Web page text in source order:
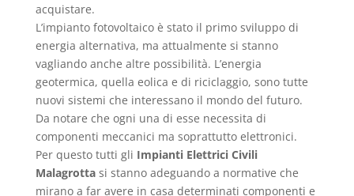
acquistare.
L’impianto fotovoltaico è stato il primo sviluppo di
energia alternativa, ma attualmente si stanno
vagliando anche altre possibilità. L’energia
geotermica, quella eolica e di riciclaggio, sono tutte
nuovi sistemi che interessano il mondo del futuro.
Da notare che ogni una di esse necessita di
componenti meccanici ma soprattutto elettronici.
Per questo tutti gli Impianti Elettrici Civili
Malagrottasi stanno adeguando a normative che
mirano a far avere in casa determinati componenti e